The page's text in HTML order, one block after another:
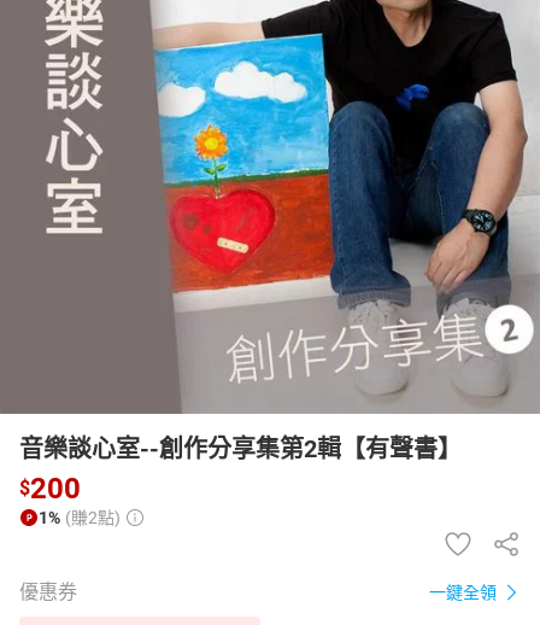
居家生活 3C家電 親子玩具
女裝 男裝 化妝保養 情趣用品
日本購物 電子/紙本書
HOT
音樂談心室--創作分享集第2輯【有聲書】
$200
1% (賺2點)
優惠券 一鍵全領